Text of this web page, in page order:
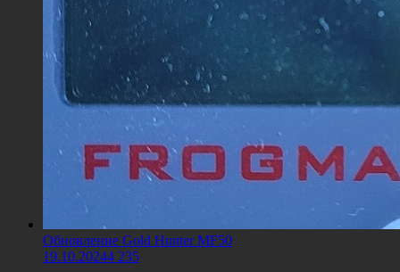
Обновление Gold Hunter MF50
19.10.20244 235